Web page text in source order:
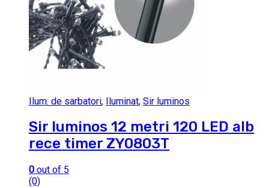
Ilum. de sarbatori, Iluminat, Sir luminos
Sir luminos 12 metri 120 LED alb
rece timer ZY0803T
0 out of 5
(0)